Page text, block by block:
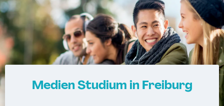
Medien Studium in Freiburg